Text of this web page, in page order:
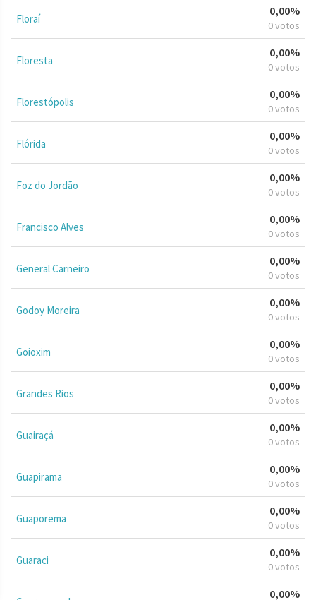
Floraí
0,00%
0 votos
Floresta
0,00%
0 votos
Florestópolis
0,00%
0 votos
Flórida
0,00%
0 votos
Foz do Jordão
0,00%
0 votos
Francisco Alves
0,00%
0 votos
General Carneiro
0,00%
0 votos
Godoy Moreira
0,00%
0 votos
Goioxim
0,00%
0 votos
Grandes Rios
0,00%
0 votos
Guairaçá
0,00%
0 votos
Guapirama
0,00%
0 votos
Guaporema
0,00%
0 votos
Guaraci
0,00%
0 votos
0,00%